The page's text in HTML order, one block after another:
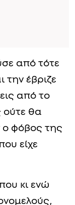
από τότε
την έβριζε
από το
ούτε θα
ο φόβος της
είχε
κι ενώ